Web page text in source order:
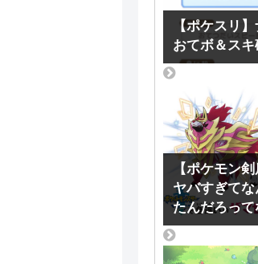
【ポケスリ
おてボ＆ス
【ポケモン
ヤバすぎて
たんだろって